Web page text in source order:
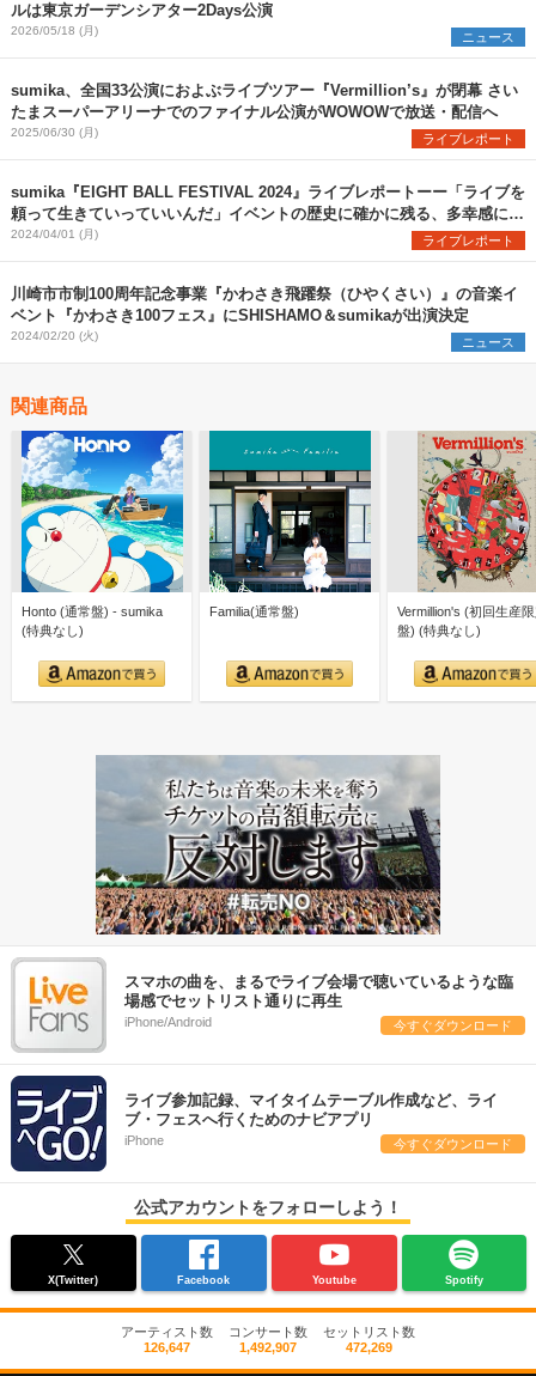
ルは東京ガーデンシアター2Days公演
2026/05/18 (月) ニュース
sumika、全国33公演におよぶライブツアー『Vermillion’s』が閉幕 さい
たまスーパーアリーナでのファイナル公演がWOWOWで放送・配信へ
2025/06/30 (月) ライブレポート
sumika『EIGHT BALL FESTIVAL 2024』ライブレポートーー「ライブを
頼って生きていっていいんだ」イベントの歴史に確かに残る、多幸感に満
ちた瞬間を目撃
2024/04/01 (月) ライブレポート
川崎市市制100周年記念事業『かわさき飛躍祭（ひやくさい）』の音楽イ
ベント『かわさき100フェス』にSHISHAMO＆sumikaが出演決定
2024/02/20 (火) ニュース
関連商品
Honto (通常盤) - sumika
(特典なし)
Familia(通常盤)
Vermillion's (初回生産
盤) (特典なし)
スマホの曲を、まるでライブ会場で聴いているような臨
場感でセットリスト通りに再生
iPhone/Android 今すぐダウンロード
ライブ参加記録、マイタイムテーブル作成など、ライ
ブ・フェスへ行くためのナビアプリ
iPhone 今すぐダウンロード
公式アカウントをフォローしよう！
X(Twitter) Facebook Youtube Spotify
アーティスト数
126,647
コンサート数
1,492,907
セットリスト数
472,269